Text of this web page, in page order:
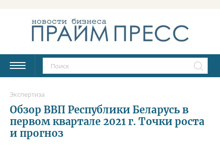
Экспертиза
Обзор ВВП Республики Беларусь в
первом квартале 2021 г. Точки роста
и прогноз